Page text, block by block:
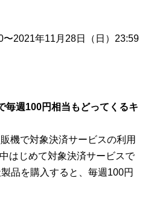
2021年11月28日（日）23:59
週100円相当もどってくるキ
機で対象決済サービスの利用
はじめて対象決済サービスで
品を購入すると、毎週100円